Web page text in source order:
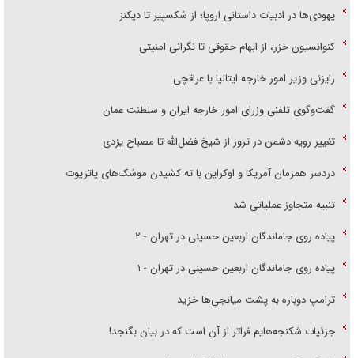
یهودی‌ها در ادبیات داستانی اروپا؛ از شکسپیر تا دیکنز
کنوانسیون خزر، از ابهام حقوقی تا نگرانی امنیتی
رایزنی وزیر امور خارجه ایتالیا با عراقچی
گفت‌وگوی تلفنی وزرای امور خارجه ایران و سلطنت عمان
تغییر رویه دشمن در ترور از شیخ فضل‌الله تا مصباح یزدی
دردسر همزمان آمریکا و اوکراین با ته کشیدن موشک‌های پاتریوت
تنبیه متجاوز عملیاتی شد
پیاده روی جاماندگان اربعین حسینی در تهران - ۲
پیاده روی جاماندگان اربعین حسینی در تهران - ۱
ترامپ دوباره به پشت میانجی‌ها خزید
جزئیات شکنجه‌هایم فراتر از آن است که در بیان بگنجد!